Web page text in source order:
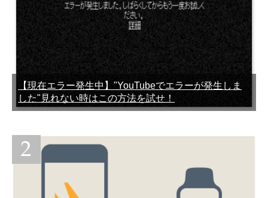
【現在エラー発生中】"YouTubeでエラーが発生しま
した"見れない時はこの方法を試せ！